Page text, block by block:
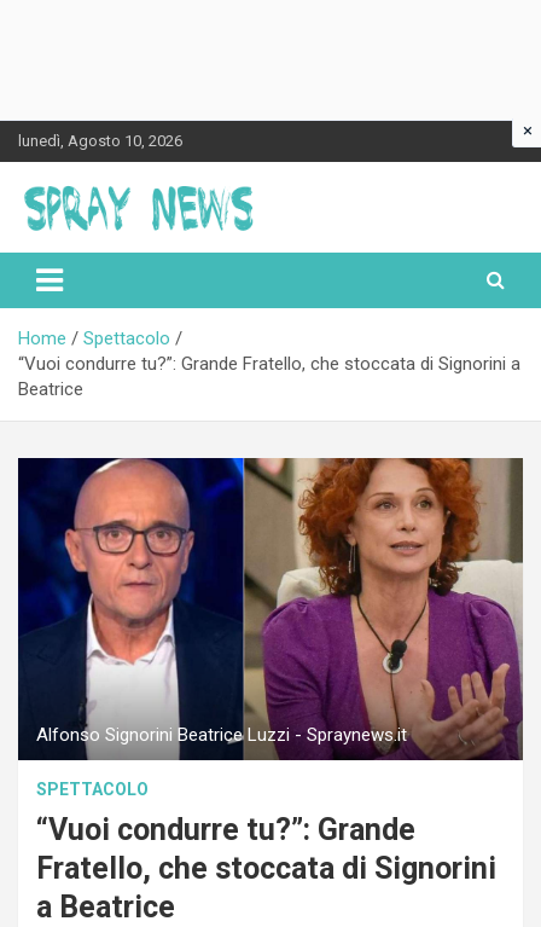
Skip
to
content
lunedì, Agosto 10, 2026
Spraynews.it
Home
Spettacolo
“Vuoi condurre tu?”: Grande Fratello, che stoccata di Signorini a
Beatrice
Alfonso Signorini Beatrice Luzzi - Spraynews.it
SPETTACOLO
“Vuoi condurre tu?”: Grande
Fratello, che stoccata di Signorini
a Beatrice
×